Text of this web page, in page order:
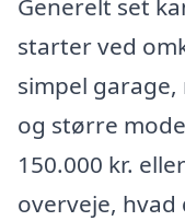
Generelt set
starter ved
simpel garage,
og større
150.000 kr.
overveje, hvad